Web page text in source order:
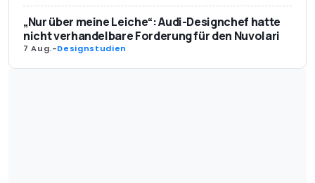
„Nur über meine Leiche“: Audi-Designchef hatte
nicht verhandelbare Forderung für den Nuvolari
7 Aug.-Designstudien